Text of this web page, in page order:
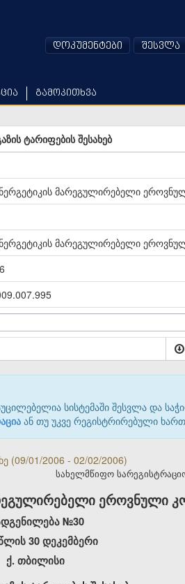
გამოკითხვა
დოკუმენტები შესვლა
ტარიფების შესახებ
მარეგულირებელი
მარეგულირებელი
სისტემაში შესვლა და
ან თუ უკვე რეგისტრირებული
(09/01/2006 - 02/02/2006)
სახელმწიფო
ეროვნული
№30
30 დეკემბერი
ქ. თბილისი